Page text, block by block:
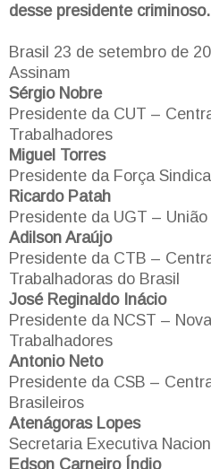
desse presidente criminoso.
Brasil 23 de setembro de
Assinam
Sérgio Nobre
Presidente da CUT –
Trabalhadores
Miguel Torres
Presidente da Força Sindical
Ricardo Patah
Presidente da UGT –
Adilson Araújo
Presidente da CTB –
Trabalhadoras do Brasil
José Reginaldo Inácio
Presidente da NCST –
Trabalhadores
Antonio Neto
Presidente da CSB –
Brasileiros
Atenágoras Lopes
Secretaria Executiva
Edson Carneiro Índio